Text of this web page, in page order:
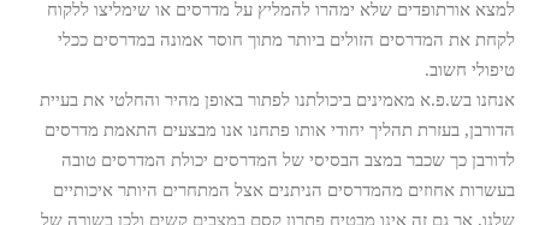
למצא אורתופדים שלא ימהרו להמליץ על מדרסים או שימליצו ללקוח
לקחת את המדרסים הזולים ביותר מתוך חוסר אמונה במדרסים ככלי
טיפולי חשוב.
אנחנו בש.פ.א מאמינים ביכולתנו לפתור באופן מהיר והחלטי את בעיית
הדורבן, בעזרת תהליך יחודי אותו פתחנו אנו מבצעים התאמת מדרסים
לדורבן כך שכבר במצב הבסיסי של המדרסים יכולת המדרסים טובה
בעשרות אחוזים מהמדרסים הניתנים אצל המתחרים היותר איכותיים
שלנו, אך גם זה אינו מבטיח פתרון קסם במצבים קשים ולכן בשורה של